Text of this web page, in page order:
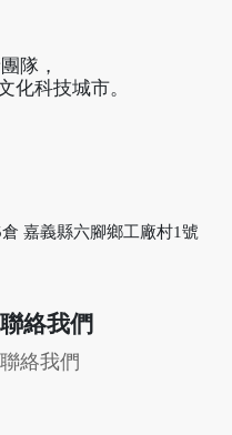
隊，
化科技城市。
嘉義縣六腳鄉工廠村1號
聯絡我們
聯絡我們